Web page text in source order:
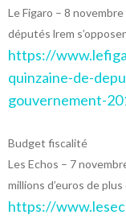
Le Figaro – 8
députés lrem
https://
quinzaine-de-
gouvernement-
Budget fiscalité
Les Echos – 7
millions d’euros de
https://